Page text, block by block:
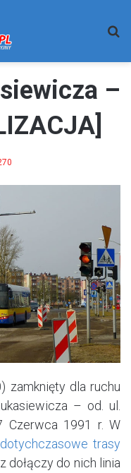
–
zamknięty dla ruchu
– od. ul.
Czerwca 1991 r. W
dotychczasowe trasy
dołączy do nich linia